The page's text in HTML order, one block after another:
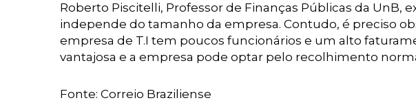
Roberto Piscitelli, Professor de Finanças Públicas da UnB,
independe do tamanho da empresa. Contudo, é preciso
empresa de T.I tem poucos funcionários e um alto
vantajosa e a empresa pode optar pelo recolhimento
Fonte: Correio Braziliense